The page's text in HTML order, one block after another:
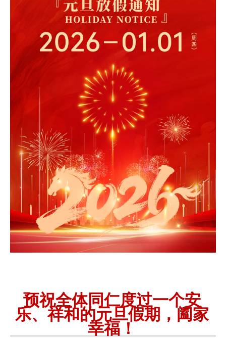
预祝全体同仁度过一个安
乐、祥和的元旦假期，阖家
幸福！